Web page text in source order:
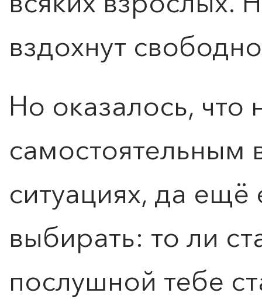
вздохнут
Но оказалось, что
самостоятельным
ситуациях, да ещё
выбирать: то ли
послушной тебе
КУПИТЬ БИЛЕТ